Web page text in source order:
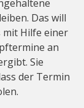
Das will
mit Hilfe einer
an
Sie
der Termin